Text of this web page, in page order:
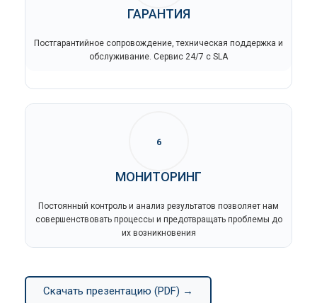
ГАРАНТИЯ
Постгарантийное сопровождение, техническая поддержка и
обслуживание. Сервис 24/7 с SLA
6
МОНИТОРИНГ
Постоянный контроль и анализ результатов позволяет нам
совершенствовать процессы и предотвращать проблемы до
их возникновения
Скачать презентацию (PDF) →